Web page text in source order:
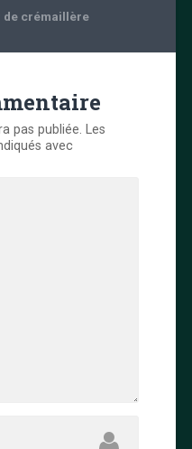
de crémaillère
pas publiée. Les
avec